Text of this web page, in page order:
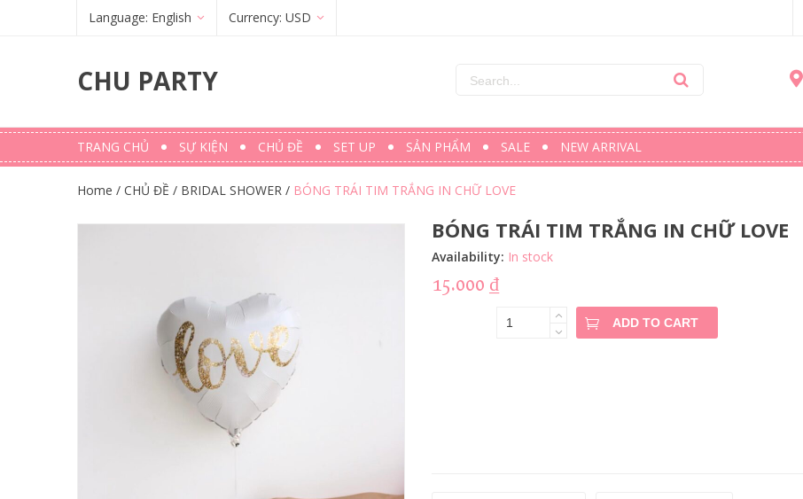
Language: English
English
Currency: USD
CHU PARTY
TRANG CHỦ SỰ KIỆN CHỦ ĐỀ SET UP SẢN PHẨM SALE NEW ARRIVAL
Home / CHỦ ĐỀ / BRIDAL SHOWER / BÓNG TRÁI TIM TRẮNG IN CHỮ LOVE
BÓNG TRÁI TIM TRẮNG IN CHỮ LOVE
Availability: In stock
15.000 ₫
ADD TO CART